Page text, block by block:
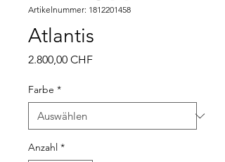
Artikelnummer: 1812201458
Atlantis
2.800,00 CHFPreis
Farbe *
Anzahl *